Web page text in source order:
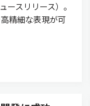
スリリース）。
精細な表現が可